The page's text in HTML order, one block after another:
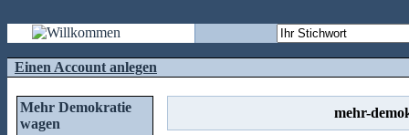
Einen Account anlegen
Mehr Demokratie
wagen
mehr-